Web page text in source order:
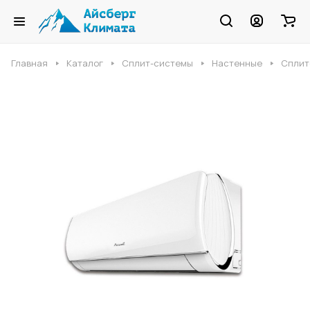
Главная Каталог Сплит-системы Настенные